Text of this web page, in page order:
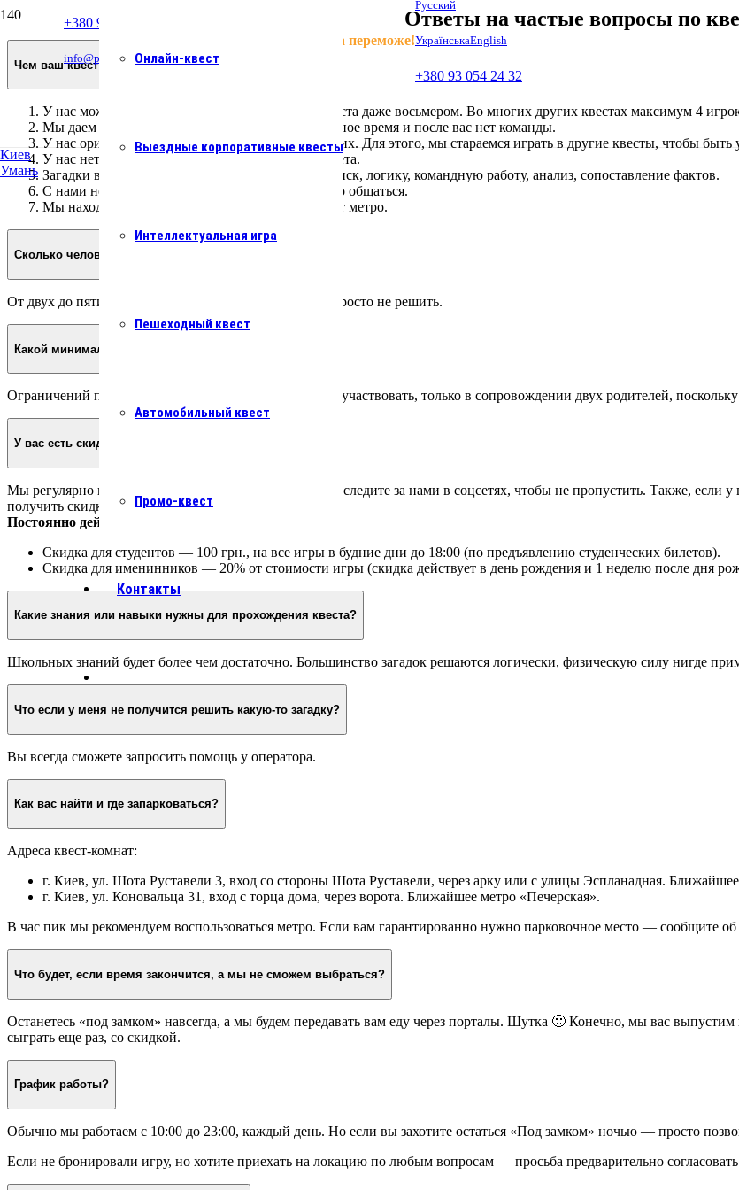
+380 93 054 24 32
info@podzamkom.ua
Квести працюють. Україна переможе!
Русский
УкраїнськаEnglish
+380 93 054 24 32
Онлайн-квест
Выездные корпоративные квесты
Интеллектуальная игра
Пешеходный квест
Автомобильный квест
Промо-квест
Контакты
Киев
Умань
Ответы на частые вопросы по
Чем ваш квест отличается от других?
У нас можно играть впятером, а в некоторых квеста даже восьмером. Во многих других квестах максимум 4
Мы даем доиграть, если вы не успели за отведенное время и после вас нет команды.
У нас оригинальные загадки, которых нет у других. Для этого, мы стараемся играть в другие квесты, чтобы
У нас нет стандартных загадок, типа ультрафиолета.
Загадки в каждой комнате разноплановые: на поиск, логику, командную работу, анализ, сопоставление фактов.
С нами не только приятно играть, но и интересно общаться.
Мы находимся в самом центре, в двух минутах от метро.
Сколько человек может быть в команде?
От двух до пяти человек. Одному некоторые загадки просто не решить.
Какой минимальный возраст участников?
Ограничений по возрасту нет, но дети до 14 лет могут участвовать, только в сопровождении двух родителей,
У вас есть скидки?
Мы регулярно проводим акции и предлагаем скидки – следите за нами в соцсетях, чтобы не пропустить. Также, если
получить скидку у оператора.
Постоянно действующие скидки:
Скидка для студентов — 100 грн., на все игры в будние дни до 18:00 (по предъявлению студенческих билетов).
Скидка для именинников — 20% от стоимости игры (скидка действует в день рождения и 1 неделю после дня
Какие знания или навыки нужны для прохождения квеста?
Школьных знаний будет более чем достаточно. Большинство загадок решаются логически, физическую силу нигде
Что если у меня не получится решить какую-то загадку?
Вы всегда сможете запросить помощь у оператора.
Как вас найти и где запарковаться?
Адреса квест-комнат:
г. Киев, ул. Шота Руставели 3, вход со стороны Шота Руставели, через арку или с улицы Эспланадная.
г. Киев, ул. Коновальца 31, вход с торца дома, через ворота. Ближайшее метро «Печерская».
В час пик мы рекомендуем воспользоваться метро. Если вам гарантированно нужно парковочное место — сообщите об
Что будет, если время закончится, а мы не сможем выбраться?
Останетесь «под замком» навсегда, а мы будем передавать вам еду через порталы. Шутка 🙂 Конечно, мы вас
сыграть еще раз, со скидкой.
График работы?
Обычно мы работаем с 10:00 до 23:00, каждый день. Но если вы захотите остаться «Под замком» ночью — просто
Если не бронировали игру, но хотите приехать на локацию по любым вопросам — просьба предварительно